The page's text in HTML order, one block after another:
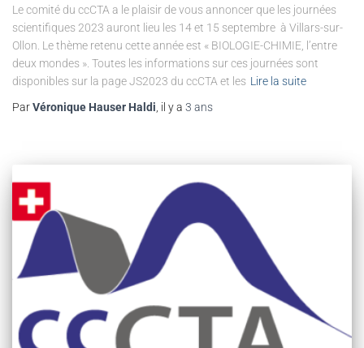
Le comité du ccCTA a le plaisir de vous annoncer que les journées
scientifiques 2023 auront lieu les 14 et 15 septembre à Villars-sur-
Ollon. Le thème retenu cette année est « BIOLOGIE-CHIMIE, l’entre
deux mondes ». Toutes les informations sur ces journées sont
disponibles sur la page JS2023 du ccCTA et les Lire la suite
ParVéronique Hauser Haldi, il y a 3 ans